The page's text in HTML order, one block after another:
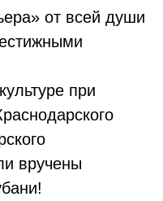
от всей души
при
вручены